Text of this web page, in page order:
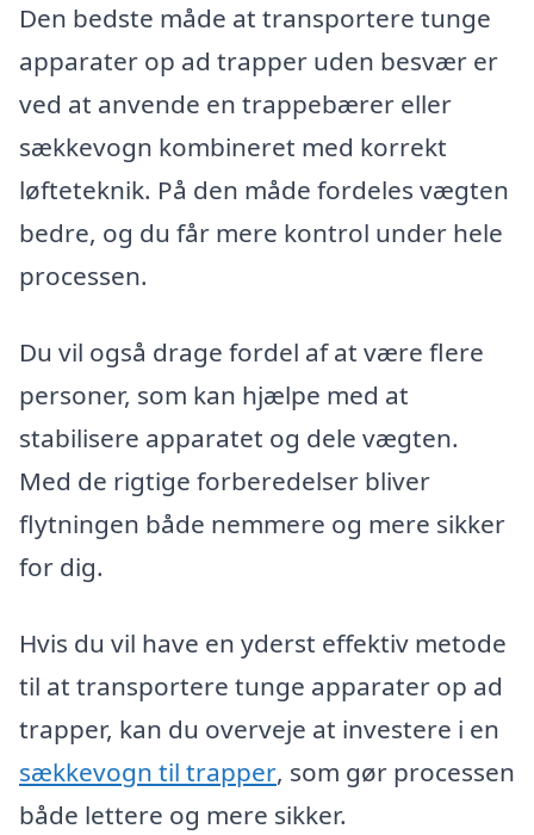
Den bedste måde at transportere tunge
apparater op ad trapper uden besvær er
ved at anvende en trappebærer eller
sækkevogn kombineret med korrekt
løfteteknik. På den måde fordeles vægten
bedre, og du får mere kontrol under hele
processen.
Du vil også drage fordel af at være flere
personer, som kan hjælpe med at
stabilisere apparatet og dele vægten.
Med de rigtige forberedelser bliver
flytningen både nemmere og mere sikker
for dig.
Hvis du vil have en yderst effektiv metode
til at transportere tunge apparater op ad
trapper, kan du overveje at investere i en
sækkevogn til trapper, som gør processen
både lettere og mere sikker.